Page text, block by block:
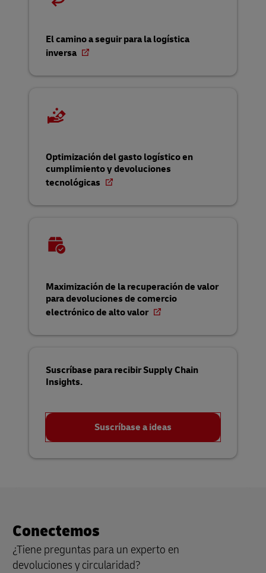
El camino a seguir para la logística
inversa
Optimización del gasto logístico en
cumplimiento y devoluciones
tecnológicas
Maximización de la recuperación de valor
para devoluciones de comercio
electrónico de alto valor
Suscríbase para recibir Supply Chain
Insights.
Suscríbase a ideas
Conectemos
¿Tiene preguntas para un experto en
devoluciones y circularidad?